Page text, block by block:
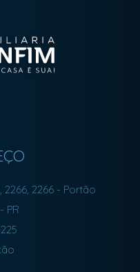
2266 - Portão
- PR